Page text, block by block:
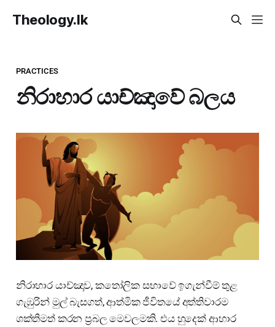
Theology.lk
PRACTICES
නිරාහාර යාච්ඤාවේ බලය
නිරාහාර යාච්ඤාව, කතෝලික සභාවේ ඉගැන්වීම් තුළ
ගැඹුරින් මුල් බැසගත්, ආත්මික ජීවිතයේ අත්තිවාරම
ශක්තිමත් කරන ප්‍රබල මෙවලමකි. එය හුදෙක් ආහාර